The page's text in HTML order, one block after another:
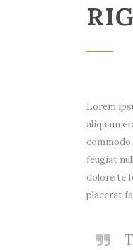
Lorem
aliquam
commodo
feugiat
dolore te
placerat